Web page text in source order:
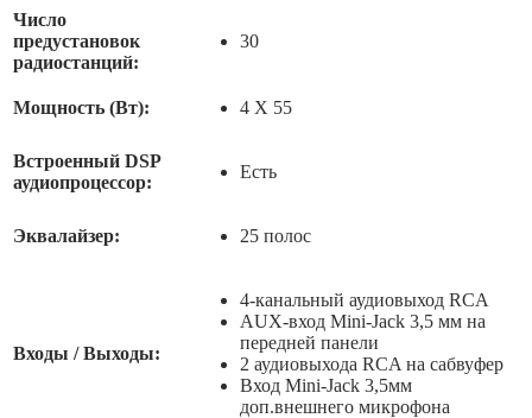
Число
предустановок
радиостанций:
30
Мощность (Вт): 4 X 55
Встроенный DSP
аудиопроцессор:
Есть
Эквалайзер: 25 полос
Входы / Выходы:
4-канальный аудиовыход RCA
AUX-вход Mini-Jack 3,5 мм на
передней панели
2 аудиовыхода RCA на сабвуфер
Вход Mini-Jack 3,5мм
доп.внешнего микрофона